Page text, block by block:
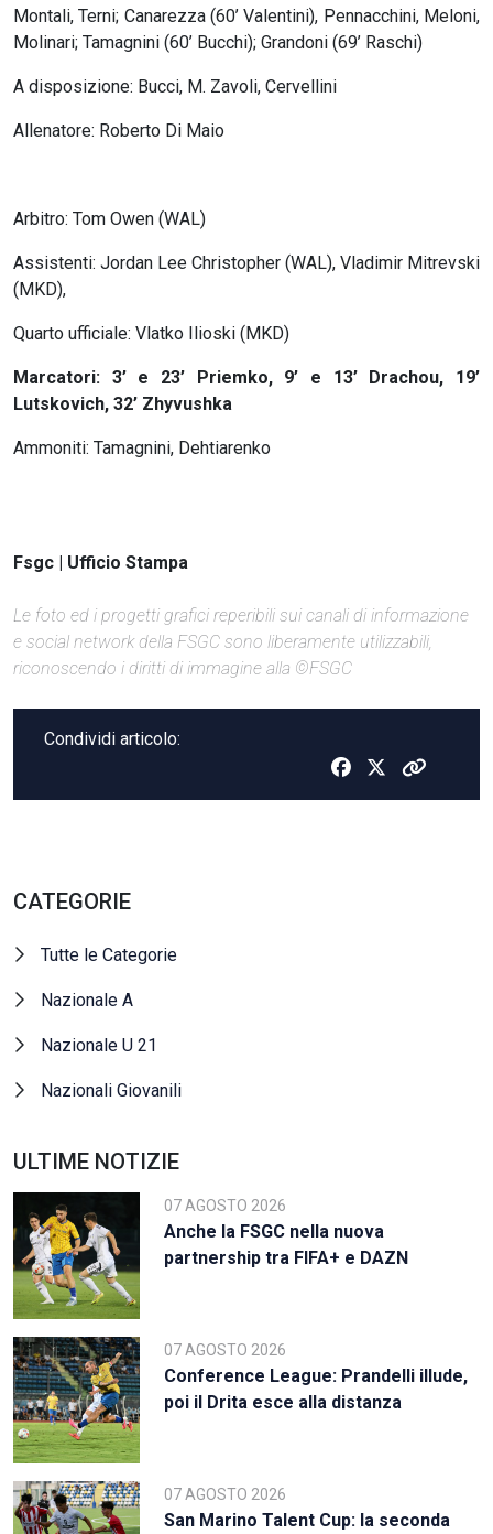
Montali, Terni; Canarezza (60’ Valentini), Pennacchini, Meloni,
Molinari; Tamagnini (60’ Bucchi); Grandoni (69’ Raschi)
A disposizione: Bucci, M. Zavoli, Cervellini
Allenatore: Roberto Di Maio
Arbitro: Tom Owen (WAL)
Assistenti: Jordan Lee Christopher (WAL), Vladimir Mitrevski
(MKD),
Quarto ufficiale: Vlatko Ilioski (MKD)
Marcatori: 3’ e 23’ Priemko, 9’ e 13’ Drachou, 19’
Lutskovich, 32’ Zhyvushka
Ammoniti: Tamagnini, Dehtiarenko
Fsgc | Ufficio Stampa
Le foto ed i progetti grafici reperibili sui canali di informazione
e social network della FSGC sono liberamente utilizzabili,
riconoscendo i diritti di immagine alla ©FSGC
Condividi articolo:
CATEGORIE
Tutte le Categorie
Nazionale A
Nazionale U 21
Nazionali Giovanili
ULTIME NOTIZIE
07 AGOSTO 2026
Anche la FSGC nella nuova
partnership tra FIFA+ e DAZN
07 AGOSTO 2026
Conference League: Prandelli illude,
poi il Drita esce alla distanza
07 AGOSTO 2026
San Marino Talent Cup: la seconda